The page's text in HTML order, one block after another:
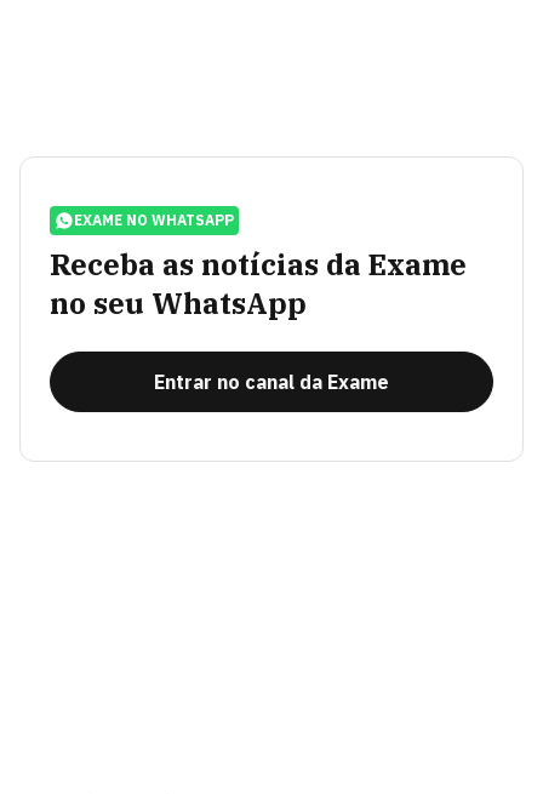
EXAME NO WHATSAPP
Receba as notícias da Exame
no seu WhatsApp
Entrar no canal da Exame